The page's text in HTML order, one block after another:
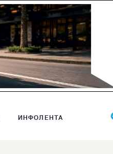
ИНФОЛЕНТА